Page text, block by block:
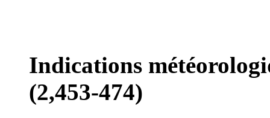
Indications
(2,453-474)